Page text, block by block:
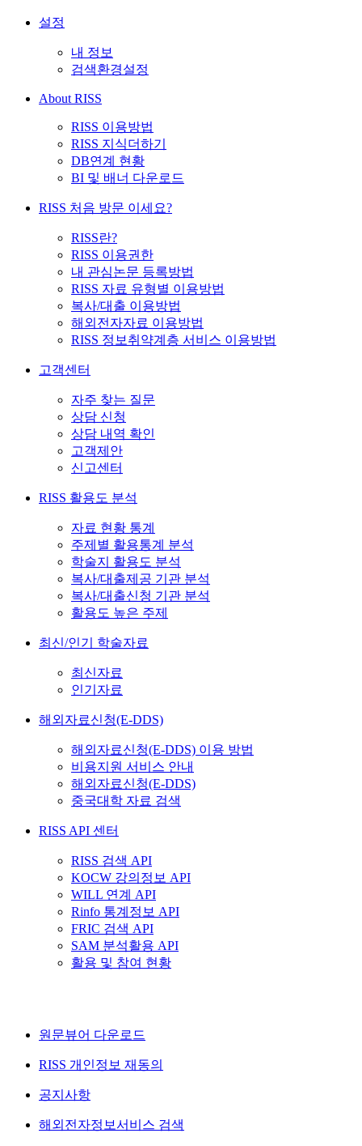
설정
내 정보
검색환경설정
About RISS
RISS 이용방법
RISS 지식더하기
DB연계 현황
BI 및 배너 다운로드
RISS 처음 방문 이세요?
RISS란?
RISS 이용권한
내 관심논문 등록방법
RISS 자료 유형별 이용방법
복사/대출 이용방법
해외전자자료 이용방법
RISS 정보취약계층 서비스 이용방법
고객센터
자주 찾는 질문
상담 신청
상담 내역 확인
고객제안
신고센터
RISS 활용도 분석
자료 현황 통계
주제별 활용통계 분석
학술지 활용도 분석
복사/대출제공 기관 분석
복사/대출신청 기관 분석
활용도 높은 주제
최신/인기 학술자료
최신자료
인기자료
해외자료신청(E-DDS)
해외자료신청(E-DDS) 이용 방법
비용지원 서비스 안내
해외자료신청(E-DDS)
중국대학 자료 검색
RISS API 센터
RISS 검색 API
KOCW 강의정보 API
WILL 연계 API
Rinfo 통계정보 API
FRIC 검색 API
SAM 분석활용 API
활용 및 참여 현황
원문뷰어 다운로드
RISS 개인정보 재동의
공지사항
해외전자정보서비스 검색